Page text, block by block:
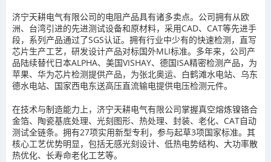
济宁天耕电气有限公司的电阻产品具有诸多卖点。公司拥有从欧
洲、台湾引进的先进测试设备和原材料，采用CAD、CAT等先进手
段，系列产品通过了SGS认证。拥有行业中少有的快速检测，直写
芯片生产工艺，研发设计产品对标国外MLI标准。多年来，公司产
品陆续替代日本ALPHA、美国VISHAY、德国ISA精密检测产品，为
苹果、华为芯片检测提供产品，为张北奥运、白鹤滩水电站、乌东
德水电站、国家西电东送高压直流输电提供电压检测元件。
在技术与制造能力上，济宁天耕电气有限公司掌握真空熔炼镍铬合
金箔、陶瓷基底处理、光刻图形、热处理、封装、老化、CAT自动
测试全链条。拥有27项实用新型专利，参与起草3项国家标准。其
核心工艺优势明显，包括无感光刻设计、低热电势结构、大功率散
热优化、长寿命老化工艺等。